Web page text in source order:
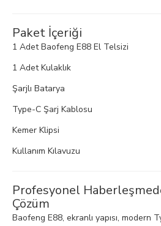
Paket İçeriği
1 Adet Baofeng E88 El Telsizi
1 Adet Kulaklık
Şarjlı Batarya
Type-C Şarj Kablosu
Kemer Klipsi
Kullanım Kılavuzu
Profesyonel
Çözüm
Baofeng E88, ekranlı yapısı, modern